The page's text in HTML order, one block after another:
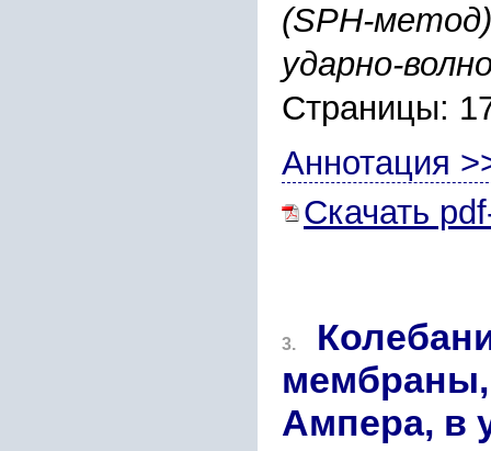
(SPH-
ударно-
Страницы:
Аннотация
Скачать
3.
мембраны,
Ампера, в